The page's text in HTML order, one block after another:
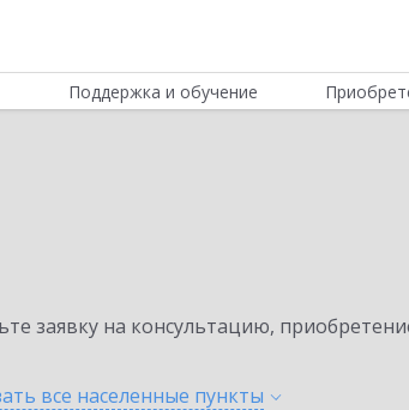
Поддержка и обучение
заявку на консультацию,
все населенные пункты